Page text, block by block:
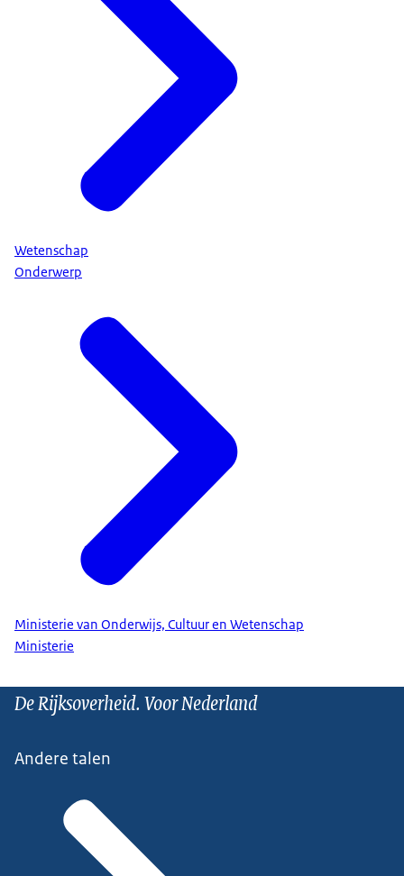
Wetenschap
Onderwerp
Ministerie van Onderwijs, Cultuur en Wetenschap
Ministerie
De Rijksoverheid. Voor Nederland
Andere talen